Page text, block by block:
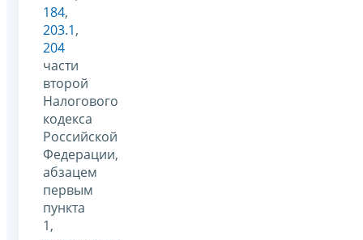
184,
203.1,
204
части
второй
Налогового
кодекса
Российской
Федерации,
абзацем
первым
пункта
1,